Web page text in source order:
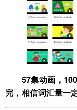
57集动画，
完，相信词汇量一